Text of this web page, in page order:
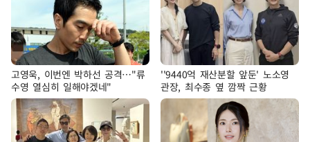
고영욱, 이번엔 박하선 공격…"류
수영 열심히 일해야겠네"
''9440억 재산분할 앞둔' 노소영
관장, 최수종 옆 깜짝 근황